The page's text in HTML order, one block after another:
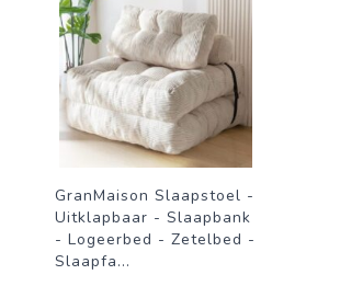
GranMaison Slaapstoel -
Uitklapbaar - Slaapbank
- Logeerbed - Zetelbed -
Slaapfa...